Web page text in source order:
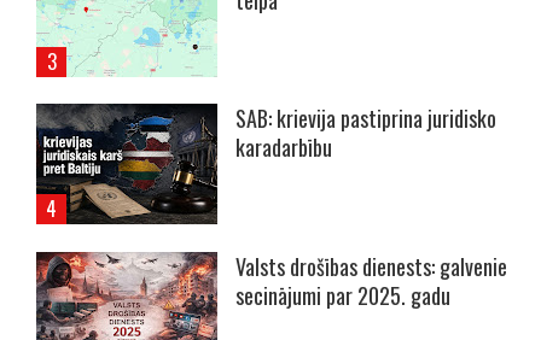
SAB: krievija pastiprina juridisko
karadarbību
Valsts drošības dienests: galvenie
secinājumi par 2025. gadu